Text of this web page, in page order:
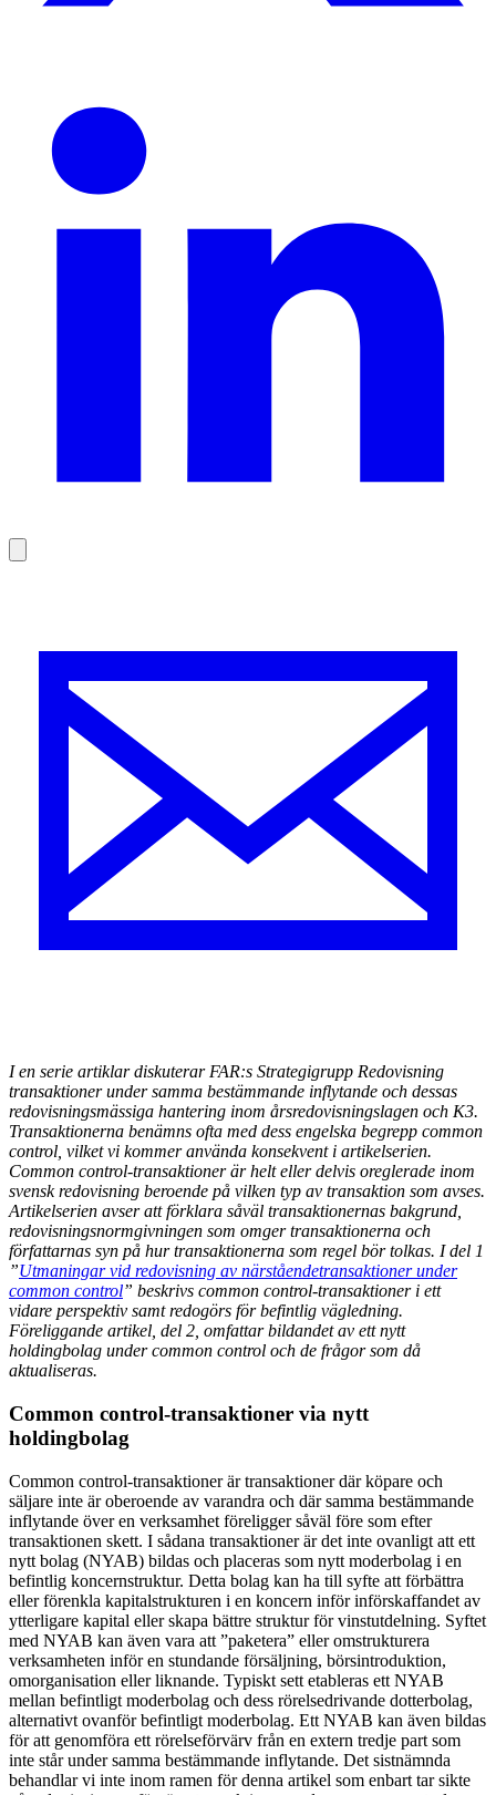
I en serie artiklar diskuterar FAR:s Strategigrupp Redovisning
transaktioner under samma bestämmande inflytande och dessas
redovisningsmässiga hantering inom årsredovisningslagen och K3.
Transaktionerna benämns ofta med dess engelska begrepp common
control, vilket vi kommer använda konsekvent i artikelserien.
Common control-transaktioner är helt eller delvis oreglerade inom
svensk redovisning beroende på vilken typ av transaktion som avses.
Artikelserien avser att förklara såväl transaktionernas bakgrund,
redovisningsnormgivningen som omger transaktionerna och
författarnas syn på hur transaktionerna som regel bör tolkas. I del 1
”Utmaningar vid redovisning av närståendetransaktioner under
common control” beskrivs common control-transaktioner i ett
vidare perspektiv samt redogörs för befintlig vägledning.
Föreliggande artikel, del 2, omfattar bildandet av ett nytt
holdingbolag under common control och de frågor som då
aktualiseras.
Common control-transaktioner via nytt
holdingbolag
Common control-transaktioner är transaktioner där köpare och
säljare inte är oberoende av varandra och där samma bestämmande
inflytande över en verksamhet föreligger såväl före som efter
transaktionen skett. I sådana transaktioner är det inte ovanligt att ett
nytt bolag (NYAB) bildas och placeras som nytt moderbolag i en
befintlig koncernstruktur. Detta bolag kan ha till syfte att förbättra
eller förenkla kapitalstrukturen i en koncern inför införskaffandet av
ytterligare kapital eller skapa bättre struktur för vinstutdelning. Syftet
med NYAB kan även vara att ”paketera” eller omstrukturera
verksamheten inför en stundande försäljning, börsintroduktion,
omorganisation eller liknande. Typiskt sett etableras ett NYAB
mellan befintligt moderbolag och dess rörelsedrivande dotterbolag,
alternativt ovanför befintligt moderbolag. Ett NYAB kan även bildas
för att genomföra ett rörelseförvärv från en extern tredje part som
inte står under samma bestämmande inflytande. Det sistnämnda
behandlar vi inte inom ramen för denna artikel som enbart tar sikte